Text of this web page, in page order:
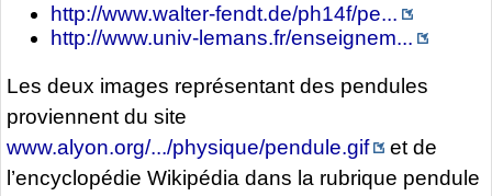
http://www.walter-fendt.de/ph14f/pe...
http://www.univ-lemans.fr/enseignem...
Les deux images représentant des pendules
proviennent du site
www.alyon.org/.../physique/pendule.gif
et de
l’encyclopédie Wikipédia dans la rubrique pendule